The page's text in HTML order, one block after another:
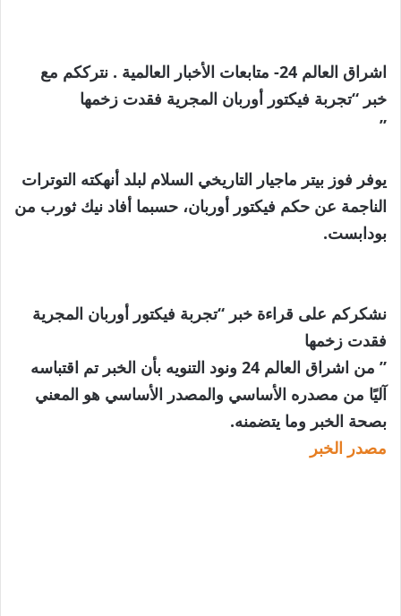
اشراق العالم 24- متابعات الأخبار العالمية . نترككم مع
خبر “تجربة فيكتور أوربان المجرية فقدت زخمها
”
يوفر فوز بيتر ماجيار التاريخي السلام لبلد أنهكته التوترات
الناجمة عن حكم فيكتور أوربان، حسبما أفاد نيك ثورب من
بودابست.
نشكركم على قراءة خبر “تجربة فيكتور أوربان المجرية
فقدت زخمها
” من اشراق العالم 24 ونود التنويه بأن الخبر تم اقتباسه
آليًا من مصدره الأساسي والمصدر الأساسي هو المعني
بصحة الخبر وما يتضمنه.
مصدر الخبر